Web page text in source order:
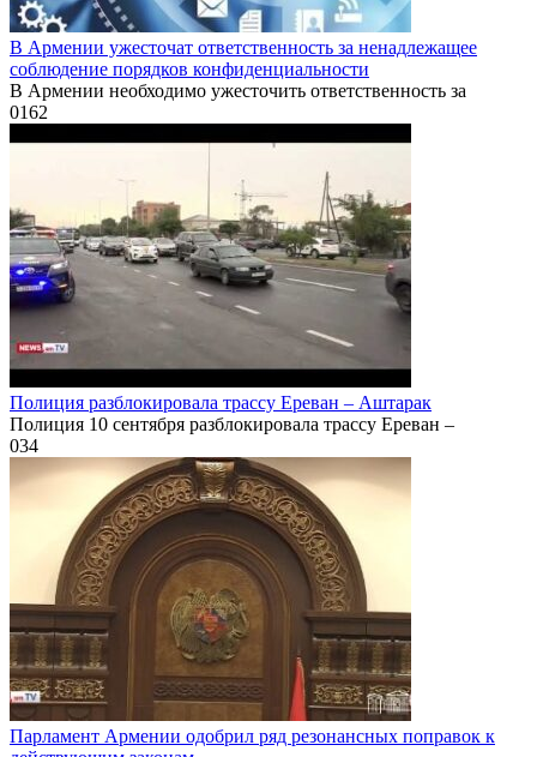
В Армении ужесточат ответственность за ненадлежащее
соблюдение порядков конфиденциальности
В Армении необходимо ужесточить ответственность за
0162
Полиция разблокировала трассу Ереван – Аштарак
Полиция 10 сентября разблокировала трассу Ереван –
034
Парламент Армении одобрил ряд резонансных поправок к